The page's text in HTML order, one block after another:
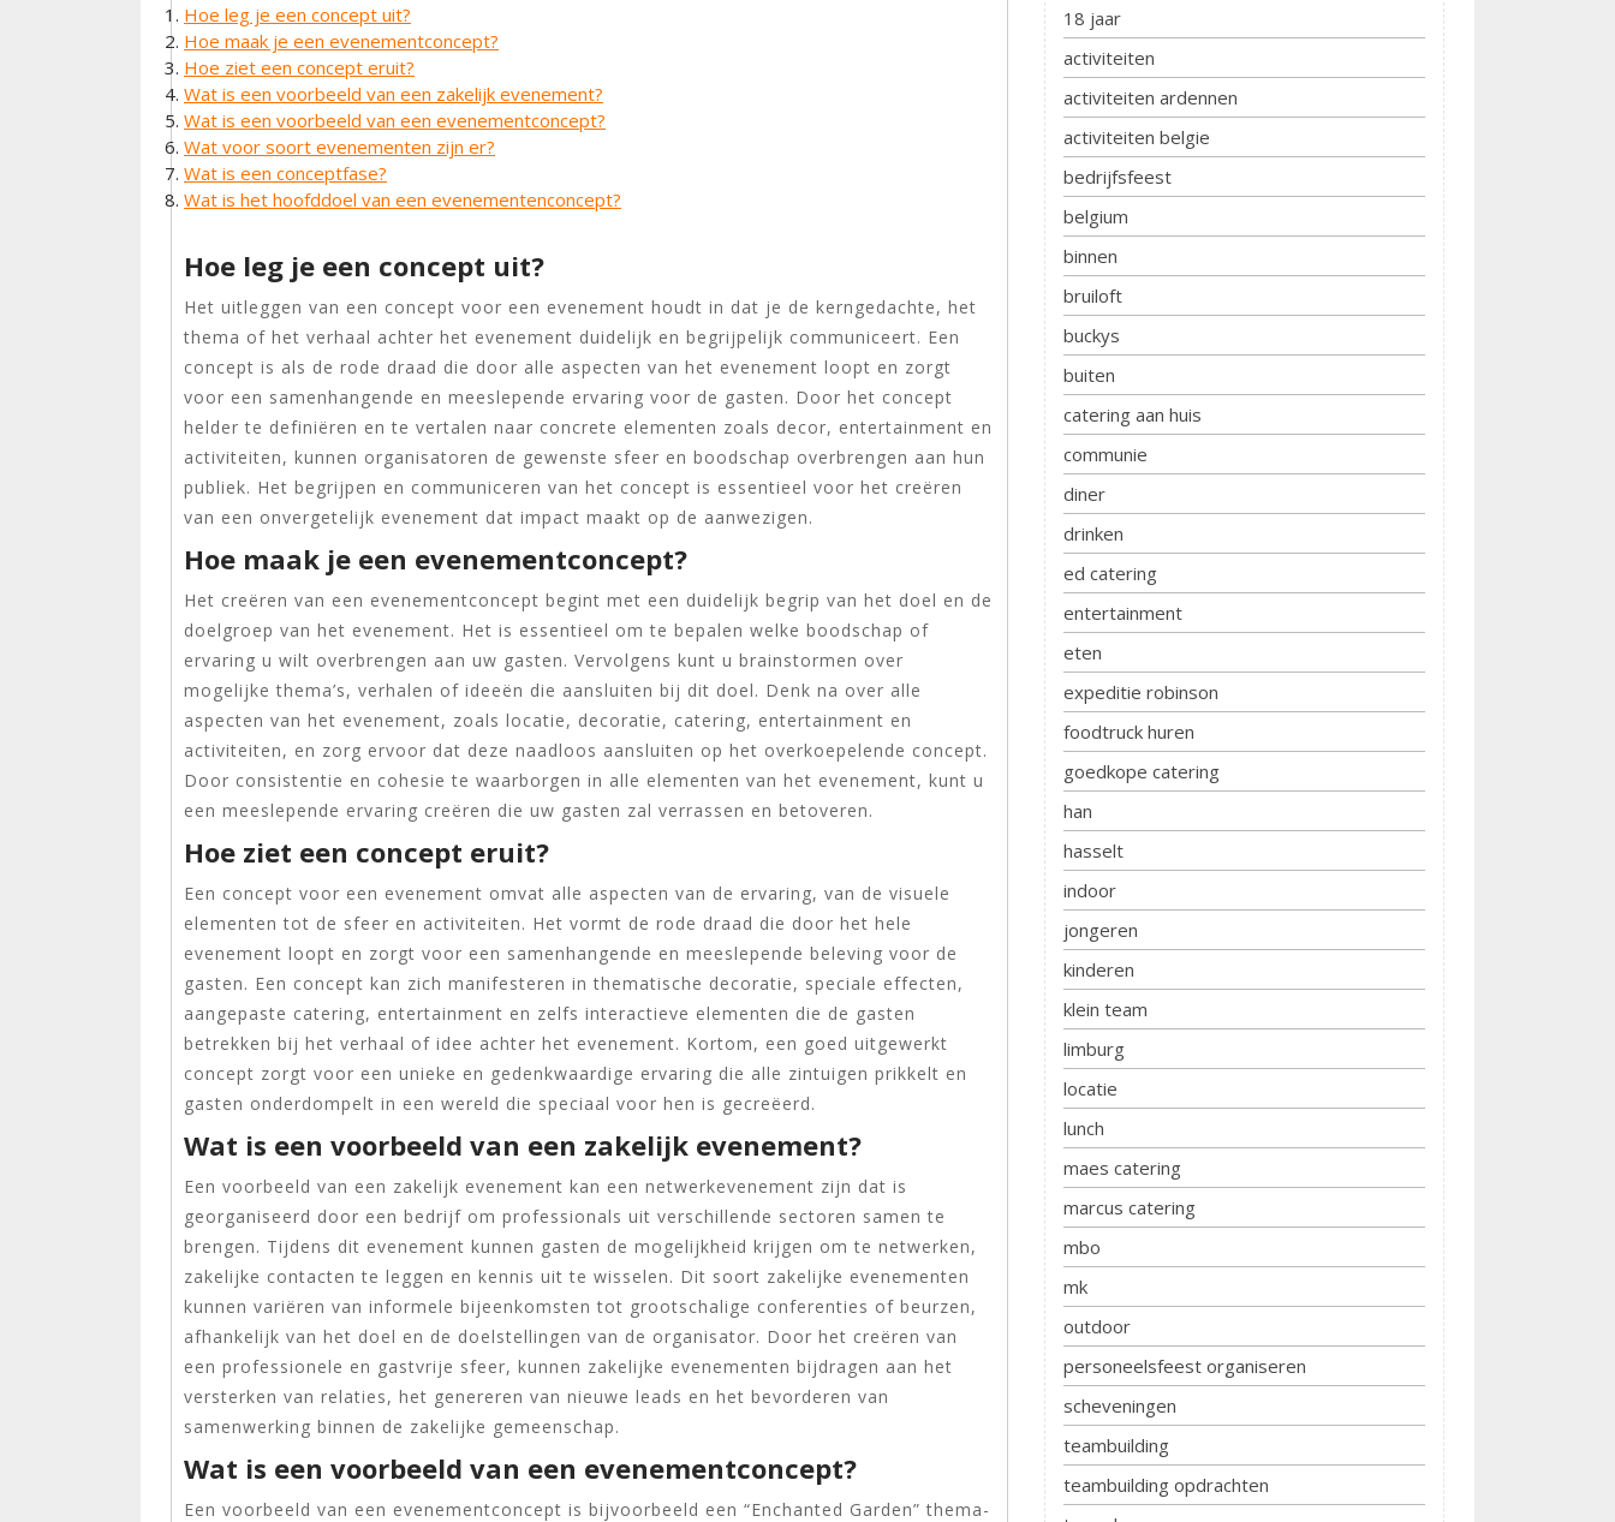
Hoe leg je een concept uit?
Hoe maak je een evenementconcept?
Hoe ziet een concept eruit?
Wat is een voorbeeld van een zakelijk evenement?
Wat is een voorbeeld van een evenementconcept?
Wat voor soort evenementen zijn er?
Wat is een conceptfase?
Wat is het hoofddoel van een evenementenconcept?
Hoe leg je een concept uit?
Het uitleggen van een concept voor een evenement houdt in dat je de kerngedachte, het
thema of het verhaal achter het evenement duidelijk en begrijpelijk communiceert. Een
concept is als de rode draad die door alle aspecten van het evenement loopt en zorgt
voor een samenhangende en meeslepende ervaring voor de gasten. Door het concept
helder te definiëren en te vertalen naar concrete elementen zoals decor, entertainment en
activiteiten, kunnen organisatoren de gewenste sfeer en boodschap overbrengen aan hun
publiek. Het begrijpen en communiceren van het concept is essentieel voor het creëren
van een onvergetelijk evenement dat impact maakt op de aanwezigen.
Hoe maak je een evenementconcept?
Het creëren van een evenementconcept begint met een duidelijk begrip van het doel en de
doelgroep van het evenement. Het is essentieel om te bepalen welke boodschap of
ervaring u wilt overbrengen aan uw gasten. Vervolgens kunt u brainstormen over
mogelijke thema’s, verhalen of ideeën die aansluiten bij dit doel. Denk na over alle
aspecten van het evenement, zoals locatie, decoratie, catering, entertainment en
activiteiten, en zorg ervoor dat deze naadloos aansluiten op het overkoepelende concept.
Door consistentie en cohesie te waarborgen in alle elementen van het evenement, kunt u
een meeslepende ervaring creëren die uw gasten zal verrassen en betoveren.
Hoe ziet een concept eruit?
Een concept voor een evenement omvat alle aspecten van de ervaring, van de visuele
elementen tot de sfeer en activiteiten. Het vormt de rode draad die door het hele
evenement loopt en zorgt voor een samenhangende en meeslepende beleving voor de
gasten. Een concept kan zich manifesteren in thematische decoratie, speciale effecten,
aangepaste catering, entertainment en zelfs interactieve elementen die de gasten
betrekken bij het verhaal of idee achter het evenement. Kortom, een goed uitgewerkt
concept zorgt voor een unieke en gedenkwaardige ervaring die alle zintuigen prikkelt en
gasten onderdompelt in een wereld die speciaal voor hen is gecreëerd.
Wat is een voorbeeld van een zakelijk evenement?
Een voorbeeld van een zakelijk evenement kan een netwerkevenement zijn dat is
georganiseerd door een bedrijf om professionals uit verschillende sectoren samen te
brengen. Tijdens dit evenement kunnen gasten de mogelijkheid krijgen om te netwerken,
zakelijke contacten te leggen en kennis uit te wisselen. Dit soort zakelijke evenementen
kunnen variëren van informele bijeenkomsten tot grootschalige conferenties of beurzen,
afhankelijk van het doel en de doelstellingen van de organisator. Door het creëren van
een professionele en gastvrije sfeer, kunnen zakelijke evenementen bijdragen aan het
versterken van relaties, het genereren van nieuwe leads en het bevorderen van
samenwerking binnen de zakelijke gemeenschap.
Wat is een voorbeeld van een evenementconcept?
Een voorbeeld van een evenementconcept is bijvoorbeeld een “Enchanted Garden” thema-
18 jaar
activiteiten
activiteiten ardennen
activiteiten belgie
bedrijfsfeest
belgium
binnen
bruiloft
buckys
buiten
catering aan huis
communie
diner
drinken
ed catering
entertainment
eten
expeditie robinson
foodtruck huren
goedkope catering
han
hasselt
indoor
jongeren
kinderen
klein team
limburg
locatie
lunch
maes catering
marcus catering
mbo
mk
outdoor
personeelsfeest organiseren
scheveningen
teambuilding
teambuilding opdrachten